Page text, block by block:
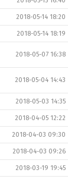
2018-05-14 18:20
2018-05-14 18:19
2018-05-07 16:38
2018-05-04 14:43
2018-05-03 14:35
2018-04-05 12:22
2018-04-03 09:30
2018-04-03 09:26
2018-03-19 19:45